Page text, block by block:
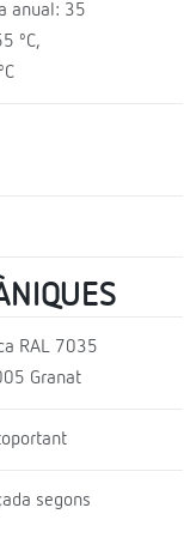
anual: 35
ºC,
RAL 7035
Granat
segons